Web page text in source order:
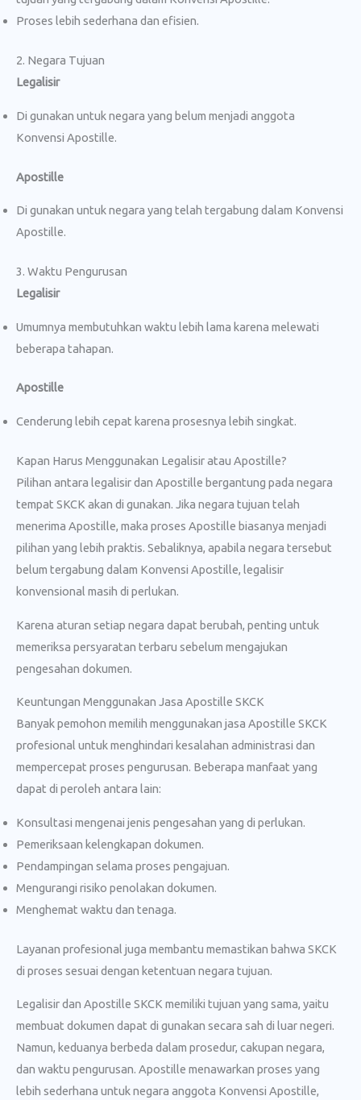
Proses lebih sederhana dan efisien.
2. Negara Tujuan
Legalisir
Di gunakan untuk negara yang belum menjadi anggota
Konvensi Apostille.
Apostille
Di gunakan untuk negara yang telah tergabung dalam Konvensi
Apostille.
3. Waktu Pengurusan
Legalisir
Umumnya membutuhkan waktu lebih lama karena melewati
beberapa tahapan.
Apostille
Cenderung lebih cepat karena prosesnya lebih singkat.
Kapan Harus Menggunakan Legalisir atau Apostille?
Pilihan antara legalisir dan Apostille bergantung pada negara
tempat SKCK akan di gunakan. Jika negara tujuan telah
menerima Apostille, maka proses Apostille biasanya menjadi
pilihan yang lebih praktis. Sebaliknya, apabila negara tersebut
belum tergabung dalam Konvensi Apostille, legalisir
konvensional masih di perlukan.
Karena aturan setiap negara dapat berubah, penting untuk
memeriksa persyaratan terbaru sebelum mengajukan
pengesahan dokumen.
Keuntungan Menggunakan Jasa Apostille SKCK
Banyak pemohon memilih menggunakan jasa Apostille SKCK
profesional untuk menghindari kesalahan administrasi dan
mempercepat proses pengurusan. Beberapa manfaat yang
dapat di peroleh antara lain:
Konsultasi mengenai jenis pengesahan yang di perlukan.
Pemeriksaan kelengkapan dokumen.
Pendampingan selama proses pengajuan.
Mengurangi risiko penolakan dokumen.
Menghemat waktu dan tenaga.
Layanan profesional juga membantu memastikan bahwa SKCK
di proses sesuai dengan ketentuan negara tujuan.
Legalisir dan Apostille SKCK memiliki tujuan yang sama, yaitu
membuat dokumen dapat di gunakan secara sah di luar negeri.
Namun, keduanya berbeda dalam prosedur, cakupan negara,
dan waktu pengurusan. Apostille menawarkan proses yang
lebih sederhana untuk negara anggota Konvensi Apostille,